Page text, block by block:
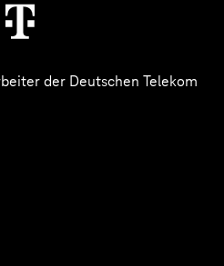
der Deutschen Telekom